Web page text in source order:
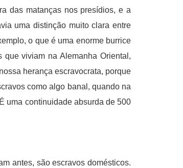
das matanças nos presídios, e a
uma distinção muito clara entre
o que é uma enorme burrice
que viviam na Alemanha Oriental,
herança escravocrata, porque
como algo banal, quando na
uma continuidade absurda de 500
antes, são escravos domésticos.